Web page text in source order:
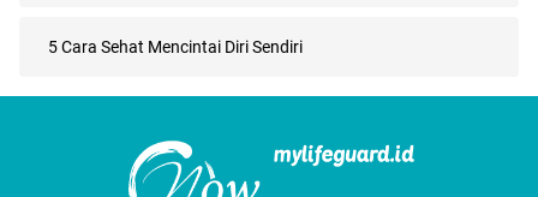
5 Cara Sehat Mencintai Diri Sendiri